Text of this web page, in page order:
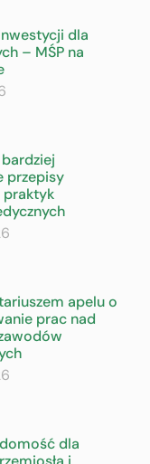
dla
– MŚP na
przepisy
praktyk
apelu o
prac nad
dla